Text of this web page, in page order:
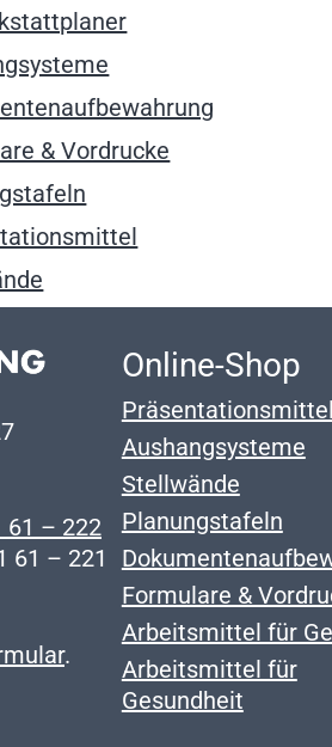
& Vordrucke
61 – 222
61 – 221
.
Online-Shop
Präsentationsmittel
Aushangsysteme
Stellwände
Planungstafeln
Formulare &
Arbeitsmittel für
Arbeitsmittel für
Gesundheit